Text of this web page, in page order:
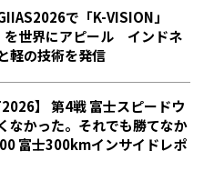
で「K-VISION」
を世界にアピール インドネ
軽の技術を発信
】 第4戦 富士スピードウ
かった。それでも勝てなか
富士300kmインサイドレポ